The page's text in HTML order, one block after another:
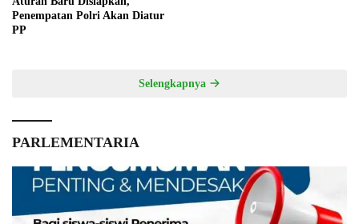
Penempatan Polri Akan Diatur
PP
Selengkapnya
PARLEMENTARIA